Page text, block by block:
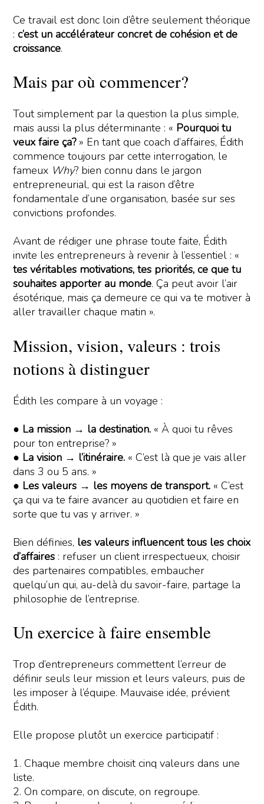
Ce travail est donc loin d’être seulement théorique
:c’est un accélérateur concret de cohésion et de
croissance.
Mais par où commencer?
Tout simplement par la question la plus simple,
mais aussi la plus déterminante : « Pourquoi tu
veux faire ça?» En tant que coach d’affaires, Édith
commence toujours par cette interrogation, le
fameux Why? bien connu dans le jargon
entrepreneurial, qui est la raison d’être
fondamentale d’une organisation, basée sur ses
convictions profondes.
Avant de rédiger une phrase toute faite, Édith
invite les entrepreneurs à revenir à l’essentiel : «
tes véritables motivations, tes priorités, ce que tu
souhaites apporter au monde. Ça peut avoir l’air
ésotérique, mais ça demeure ce qui va te motiver à
aller travailler chaque matin ».
Mission, vision, valeurs : trois
notions à distinguer
Édith les compare à un voyage :
● La mission → la destination. « À quoi tu rêves
pour ton entreprise? »
● La vision → l’itinéraire. « C’est là que je vais aller
dans 3 ou 5 ans. »
● Les valeurs → les moyens de transport. « C’est
ça qui va te faire avancer au quotidien et faire en
sorte que tu vas y arriver. »
Bien définies, les valeurs influencent tous les choix
d’affaires : refuser un client irrespectueux, choisir
des partenaires compatibles, embaucher
quelqu’un qui, au-delà du savoir-faire, partage la
philosophie de l’entreprise.
Un exercice à faire ensemble
Trop d’entrepreneurs commettent l’erreur de
définir seuls leur mission et leurs valeurs, puis de
les imposer à l’équipe. Mauvaise idée, prévient
Édith.
Elle propose plutôt un exercice participatif :
1. Chaque membre choisit cinq valeurs dans une
liste.
2. On compare, on discute, on regroupe.